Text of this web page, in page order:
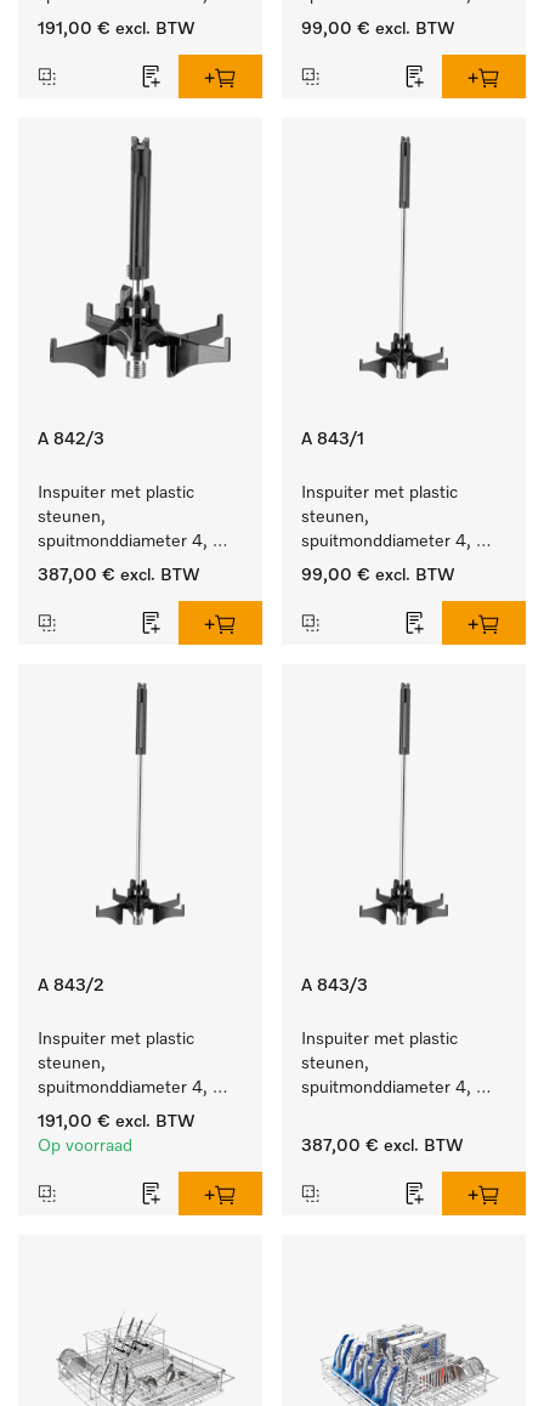
lengte 90 mm, 10 stuks
191,00 € excl. BTW
lengte 90 mm, 5 stuks
99,00 € excl. BTW
A 842/3
Inspuiter met plastic
steunen,
spuitmonddiameter 4,
lengte 90 mm, 20 stuks
387,00 € excl. BTW
A 843/1
Inspuiter met plastic
steunen,
spuitmonddiameter 4,
lengte 185 mm, 5 stuks
99,00 € excl. BTW
A 843/2
Inspuiter met plastic
steunen,
spuitmonddiameter 4,
lengte 185 mm, 10 stuks
191,00 € excl. BTW
Op voorraad
A 843/3
Inspuiter met plastic
steunen,
spuitmonddiameter 4,
387,00 € excl. BTW